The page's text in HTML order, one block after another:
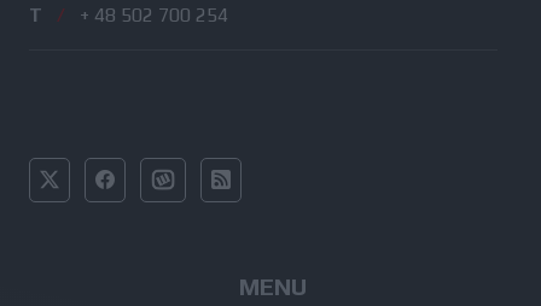
T / + 48 502 700 254
MENU